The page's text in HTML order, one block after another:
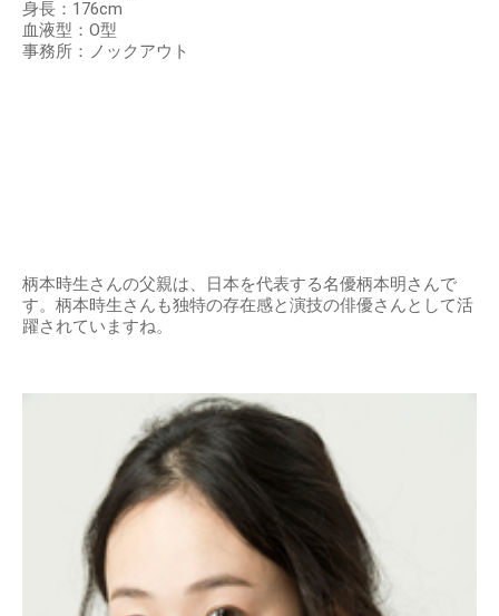
身長：176cm
血液型：O型
事務所：ノックアウト
柄本時生さんの父親は、日本を代表する名優柄本明さんで
す。柄本時生さんも独特の存在感と演技の俳優さんとして活
躍されていますね。